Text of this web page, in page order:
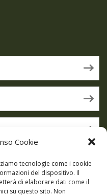
Cookie
tecnologie come i cookie
del dispositivo. Il
di elaborare dati come il
su questo sito. Non